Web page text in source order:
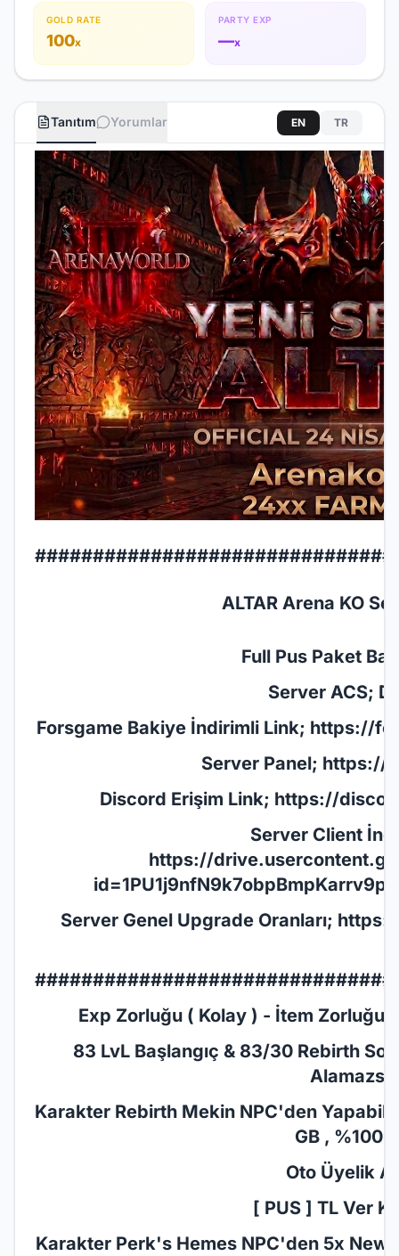
GOLD RATE
100x
PARTY EXP
—x
Tanıtım Yorumlar EN TR
ALTAR Arena KO
Full Pus Paket
Server ACS;
Forsgame Bakiye İndirimli Link; https://
Server Panel; https://
Discord Erişim Link; https://
Server Client
https://
Server Genel Upgrade Oranları;
Exp Zorluğu ( Kolay ) - İtem Zorluğu
83 LvL Başlangıç & 83/30 Rebirth
Karakter Rebirth Mekin NPC'den
GB , %100
Oto Üyelik
[ PUS ] TL Ver
Karakter Perk's Hemes NPC'den 5x New